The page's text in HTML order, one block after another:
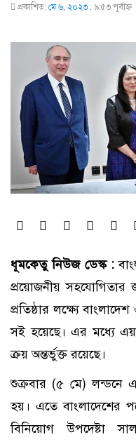
প্রকাশিত: মে ৬, ২০২৩ ; ৯:৫৩ পূর্বাহ্ণ
ধূমকেতু নিউজ ডেস্ক :
প্রয়োজনীয় সহযোগিতার
প্রতিষ্ঠার লক্ষ্যে
সই হয়েছে। এর মধ্যে
ক্রয় অন্তর্ভুক্ত রয়েছে।
শুক্রবার (৫ মে) লন্ডনে
হয়। এতে বাংলাদেশের
বিনিয়োগ উপদেষ্টা